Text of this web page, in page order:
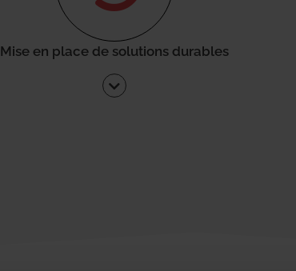
Mise en place de solutions durables